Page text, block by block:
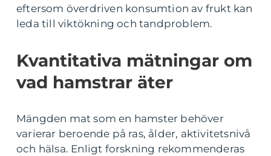
eftersom överdriven konsumtion av frukt kan
leda till viktökning och tandproblem.
Kvantitativa mätningar om
vad hamstrar äter
Mängden mat som en hamster behöver
varierar beroende på ras, ålder, aktivitetsnivå
och hälsa. Enligt forskning rekommenderas